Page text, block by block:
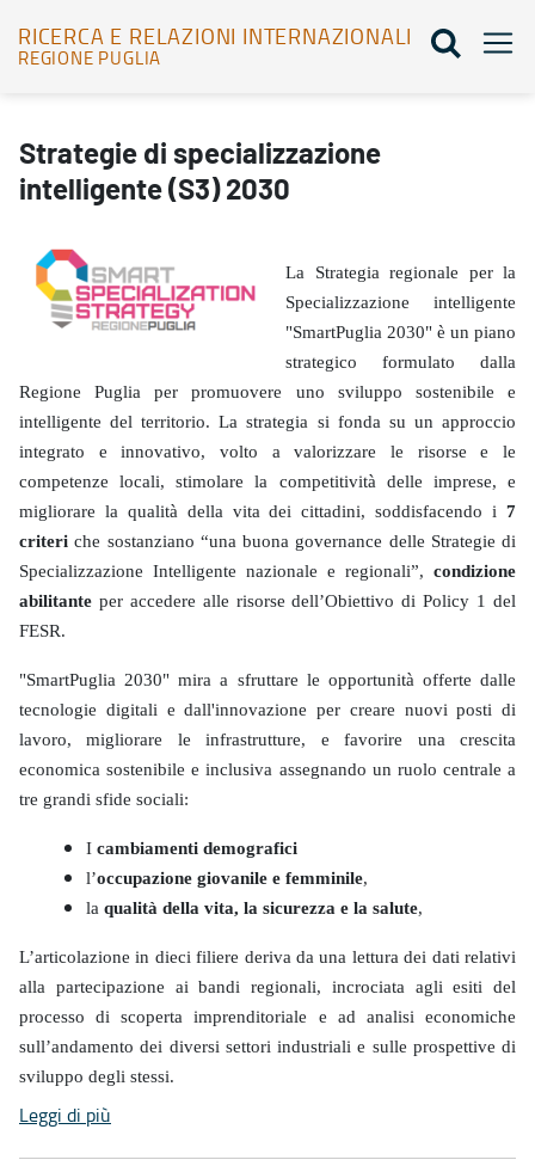
RICERCA E RELAZIONI INTERNAZIONALI
REGIONE PUGLIA
Strategie di specializzazione
intelligente (S3) 2030
La Strategia regionale per la
Specializzazione intelligente
"SmartPuglia 2030" è un piano
strategico formulato dalla
Regione Puglia per promuovere uno sviluppo sostenibile e
intelligente del territorio. La strategia si fonda su un approccio
integrato e innovativo, volto a valorizzare le risorse e le
competenze locali, stimolare la competitività delle imprese, e
migliorare la qualità della vita dei cittadini, soddisfacendo i 7
criteriche sostanziano “una buona governance delle Strategie di
Specializzazione Intelligente nazionale e regionali”, condizione
abilitante per accedere alle risorse dell’Obiettivo di Policy 1 del
FESR.
"SmartPuglia 2030" mira a sfruttare le opportunità offerte dalle
tecnologie digitali e dall'innovazione per creare nuovi posti di
lavoro, migliorare le infrastrutture, e favorire una crescita
economica sostenibile e inclusiva assegnando un ruolo centrale a
tre grandi sfide sociali:
I cambiamenti demografici
l’occupazione giovanile e femminile,
la qualità della vita, la sicurezza e la salute,
L’articolazione in dieci filiere deriva da una lettura dei dati relativi
alla partecipazione ai bandi regionali, incrociata agli esiti del
processo di scoperta imprenditoriale e ad analisi economiche
sull’andamento dei diversi settori industriali e sulle prospettive di
sviluppo degli stessi.
Leggi di più